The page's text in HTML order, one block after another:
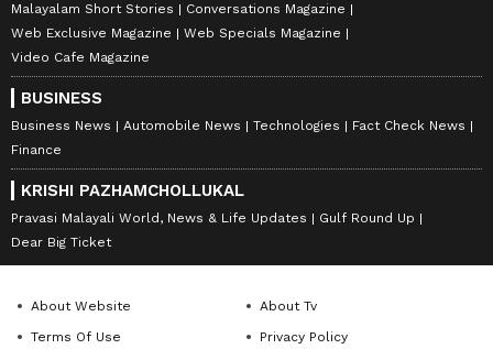
Malayalam Short Stories
Conversations Magazine
Web Exclusive Magazine
Web Specials Magazine
Video Cafe Magazine
BUSINESS
Business News Automobile News Technologies
Fact Check News
Finance
KRISHI PAZHAMCHOLLUKAL
Pravasi Malayali World, News & Life Updates
Gulf Round Up
Dear Big Ticket
About Website
About Tv
Terms Of Use
Privacy Policy